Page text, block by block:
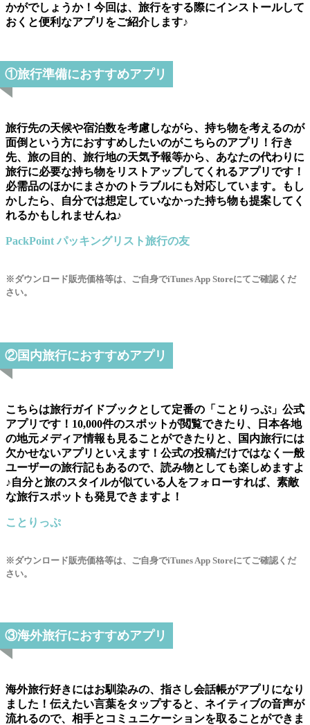
かがでしょうか！今回は、旅行をする際にインストールして
おくと便利なアプリをご紹介します♪
①旅行準備におすすめアプリ
旅行先の天候や宿泊数を考慮しながら、持ち物を考えるのが
面倒という方におすすめしたいのがこちらのアプリ！行き
先、旅の目的、旅行地の天気予報等から、あなたの代わりに
旅行に必要な持ち物をリストアップしてくれるアプリです！
必需品のほかにまさかのトラブルにも対応しています。もし
かしたら、自分では想定していなかった持ち物も提案してく
れるかもしれませんね♪
PackPoint パッキングリスト旅行の友
※ダウンロード販売価格等は、ご自身でiTunes App Storeにてご確認くだ
さい。
②国内旅行におすすめアプリ
こちらは旅行ガイドブックとして定番の「ことりっぷ」公式
アプリです！10,000件のスポットが閲覧できたり、日本各地
の地元メディア情報も見ることができたりと、国内旅行には
欠かせないアプリといえます！公式の投稿だけではなく一般
ユーザーの旅行記もあるので、読み物としても楽しめますよ
♪自分と旅のスタイルが似ている人をフォローすれば、素敵
な旅行スポットも発見できますよ！
ことりっぷ
※ダウンロード販売価格等は、ご自身でiTunes App Storeにてご確認くだ
さい。
③海外旅行におすすめアプリ
海外旅行好きにはお馴染みの、指さし会話帳がアプリになり
ました！伝えたい言葉をタップすると、ネイティブの音声が
流れるので、相手とコミュニケーションを取ることができま